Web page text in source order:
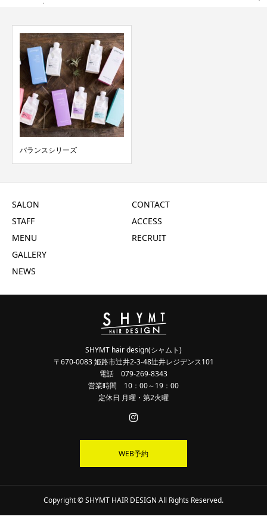
バランスシリーズ
SALON
STAFF
MENU
GALLERY
NEWS
CONTACT
ACCESS
RECRUIT
SHYMT hair design(シャムト)
〒670-0083 姫路市辻井2-3-48辻井レジデンス101
電話 079-269-8343
営業時間 10：00～19：00
定休日 月曜・第2火曜
WEB予約
Copyright © SHYMT HAIR DESIGN All Rights Reserved.